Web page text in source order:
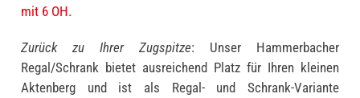
mit 6 OH.
Zurück zu Ihrer Zugspitze: Unser Hammerbacher
Regal/Schrank bietet ausreichend Platz für Ihren kleinen
Aktenberg und ist als Regal- und Schrank-Variante